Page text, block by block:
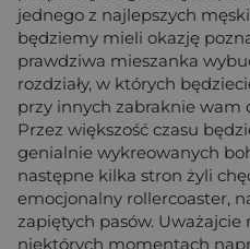
jednego z najlepszych
będziemy mieli okazję
prawdziwa mieszanka
rozdziały, w których
przy innych zabraknie wam
Przez większość czasu
genialnie wykreowanych
następne kilka stron żyli
emocjonalny rollercoaster,
zapiętych pasów. Uważajcie
niektórych momentach